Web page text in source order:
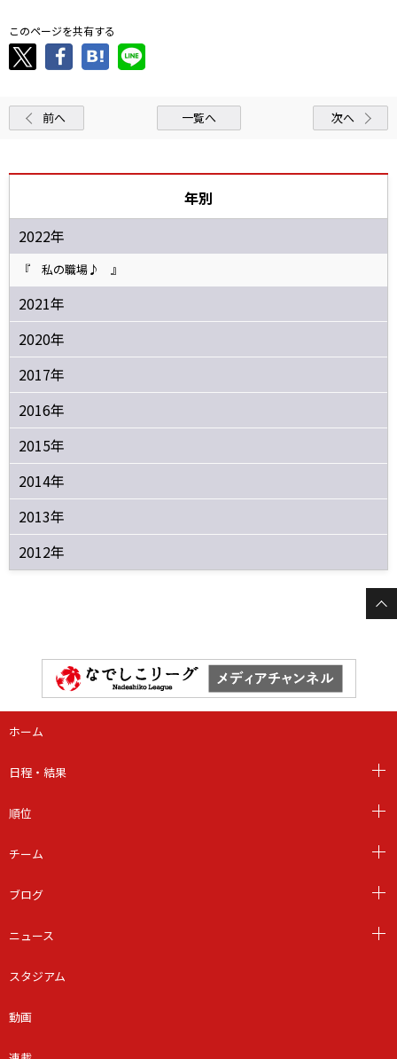
このページを共有する
前へ 一覧へ 次へ
年別
2022年
『 私の職場♪ 』
2021年
2020年
2017年
2016年
2015年
2014年
2013年
2012年
ホーム
日程・結果
順位
チーム
ブログ
ニュース
スタジアム
動画